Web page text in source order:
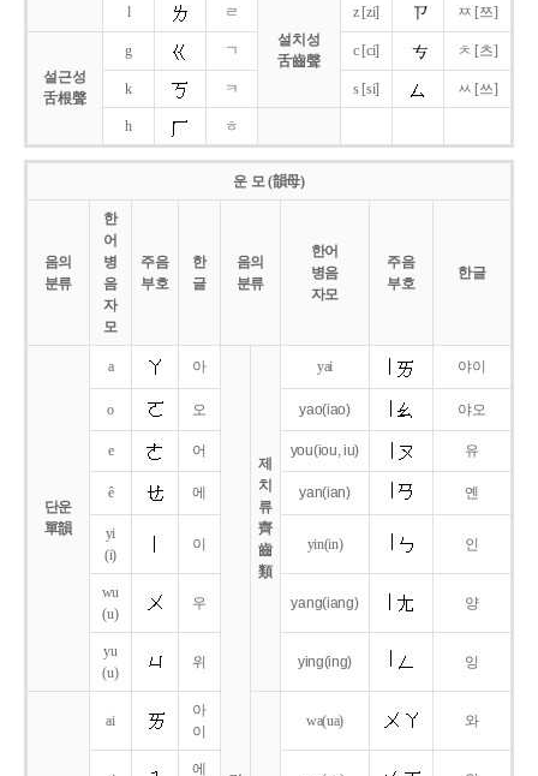
l
ㄹ
설치성
舌齒聲
z [zi] ㅉ [쯔]
설근성
舌根聲
g ㄱ c [ci] ㅊ [츠]
k ㅋ s [si] ㅆ [쓰]
h ㅎ
운 모 (韻母)
음의
분류
한
어
병
음
자
모
주음
부호
한
글
음의
분류
한어
병음
자모
주음
부호
한글
단운
單韻
a 아
제
치
류
齊
齒
類
yai 야이
o 오 yao(iao) 야오
e 어 you(iou,iu) 유
ê 에 yan(ian) 옌
yi
(i)
이 yin(in) 인
wu
(u)
우 yang(iang) 양
yu
(u)
위 ying(ing) 잉
ai
아
이
wa(ua) 와
에